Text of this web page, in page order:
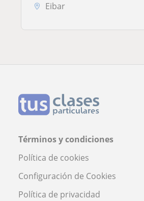
Eibar
Términos y condiciones
Política de cookies
Configuración de Cookies
Política de privacidad